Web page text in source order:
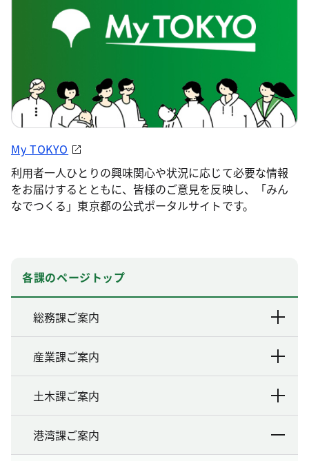
My TOKYO
利用者一人ひとりの興味関心や状況に応じて必要な情報
をお届けするとともに、皆様のご意見を反映し、「みん
なでつくる」東京都の公式ポータルサイトです。
各課のページトップ
総務課ご案内
産業課ご案内
土木課ご案内
港湾課ご案内